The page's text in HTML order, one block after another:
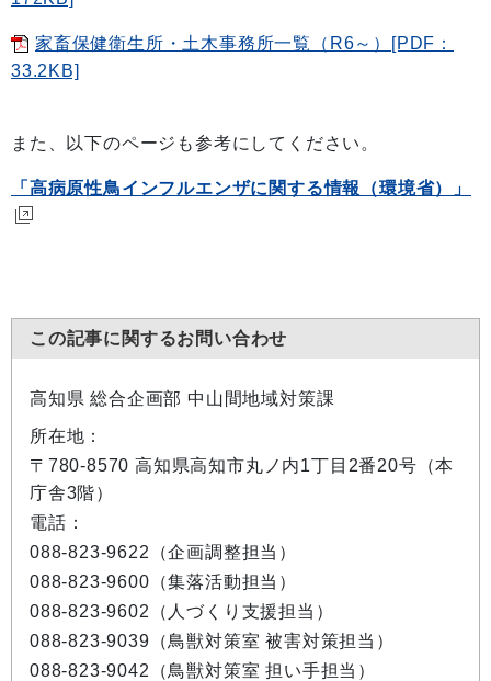
家畜保健衛生所・土木事務所一覧（R6～）[PDF：
33.2KB]
また、以下のページも参考にしてください。
「高病原性鳥インフルエンザに関する情報（環境省）」
この記事に関するお問い合わせ
高知県 総合企画部 中山間地域対策課
所在地：
〒780-8570 高知県高知市丸ノ内1丁目2番20号（本
庁舎3階）
電話：
088-823-9622（企画調整担当）
088-823-9600（集落活動担当）
088-823-9602（人づくり支援担当）
088-823-9039（鳥獣対策室 被害対策担当）
088-823-9042（鳥獣対策室 担い手担当）